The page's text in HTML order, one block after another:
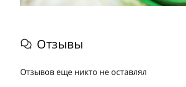
Отзывы
Отзывов еще никто не оставлял